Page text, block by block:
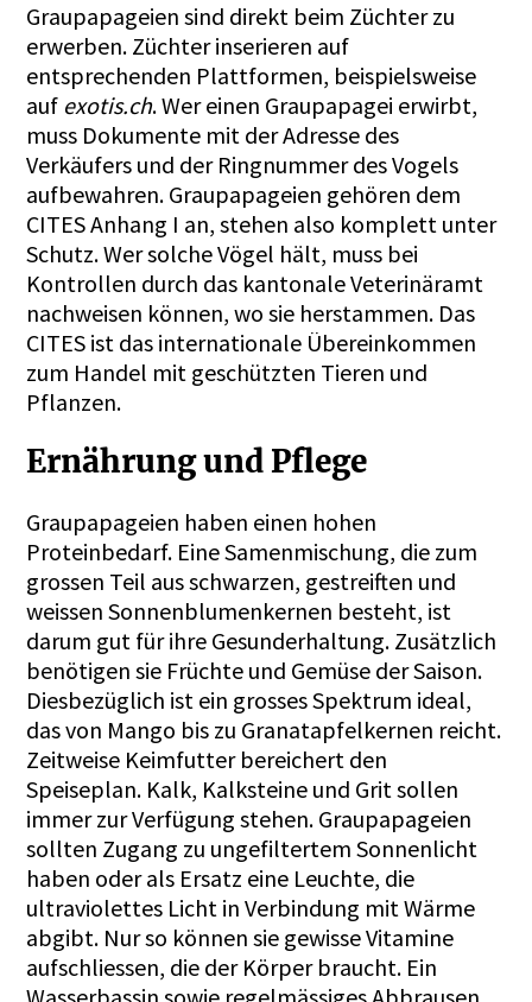
Graupapageien sind direkt beim Züchter zu
erwerben. Züchter inserieren auf
entsprechenden Plattformen, beispielsweise
auf exotis.ch. Wer einen Graupapagei erwirbt,
muss Dokumente mit der Adresse des
Verkäufers und der Ringnummer des Vogels
aufbewahren. Graupapageien gehören dem
CITES Anhang I an, stehen also komplett unter
Schutz. Wer solche Vögel hält, muss bei
Kontrollen durch das kantonale Veterinäramt
nachweisen können, wo sie herstammen. Das
CITES ist das internationale Übereinkommen
zum Handel mit geschützten Tieren und
Pflanzen.
Ernährung und Pflege
Graupapageien haben einen hohen
Proteinbedarf. Eine Samenmischung, die zum
grossen Teil aus schwarzen, gestreiften und
weissen Sonnenblumenkernen besteht, ist
darum gut für ihre Gesunderhaltung. Zusätzlich
benötigen sie Früchte und Gemüse der Saison.
Diesbezüglich ist ein grosses Spektrum ideal,
das von Mango bis zu Granatapfelkernen reicht.
Zeitweise Keimfutter bereichert den
Speiseplan. Kalk, Kalksteine und Grit sollen
immer zur Verfügung stehen. Graupapageien
sollten Zugang zu ungefiltertem Sonnenlicht
haben oder als Ersatz eine Leuchte, die
ultraviolettes Licht in Verbindung mit Wärme
abgibt. Nur so können sie gewisse Vitamine
aufschliessen, die der Körper braucht. Ein